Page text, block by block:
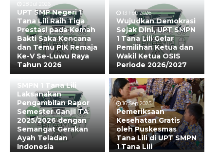
28 Jul 2026
UPT SMP Negeri 1
Tana Lili Raih Tiga
Prestasi pada Kemah
Bakti Saka Kencana
dan Temu PIK Remaja
Ke-V Se-Luwu Raya
Tahun 2026
13 Feb 2026
Wujudkan Demokrasi
Sejak Dini, UPT SMPN
1 Tana Lili Gelar
Pemilihan Ketua dan
Wakil Ketua OSIS
Periode 2026/2027
SMPN 1 Tana Lili
Laksanakan
Pengambilan Rapor
Semester Ganjil TA
2025/2026 dengan
Semangat Gerakan
Ayah Teladan
Indonesia
16 Sep 2025
Pemeriksaan
Kesehatan Gratis
oleh Puskesmas
Tana Lili di UPT SMPN
1 Tana Lili